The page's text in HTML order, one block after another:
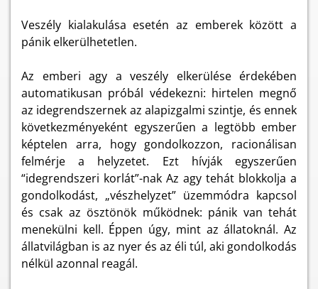
Veszély kialakulása esetén az emberek között a
pánik elkerülhetetlen.
Az emberi agy a veszély elkerülése érdekében
automatikusan próbál védekezni: hirtelen megnő
az idegrendszernek az alapizgalmi szintje, és ennek
következményeként egyszerűen a legtöbb ember
képtelen arra, hogy gondolkozzon, racionálisan
felmérje a helyzetet. Ezt hívják egyszerűen
“idegrendszeri korlát”-nak Az agy tehát blokkolja a
gondolkodást, „vészhelyzet” üzemmódra kapcsol
és csak az ösztönök működnek: pánik van tehát
menekülni kell. Éppen úgy, mint az állatoknál. Az
állatvilágban is az nyer és az éli túl, aki gondolkodás
nélkül azonnal reagál.